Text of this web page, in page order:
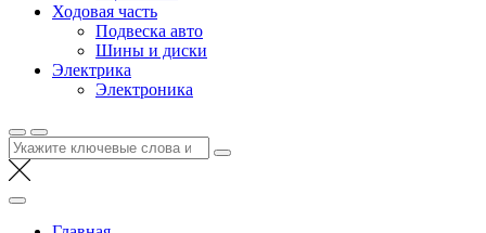
Ходовая часть
Подвеска авто
Шины и диски
Электрика
Электроника
Найти: